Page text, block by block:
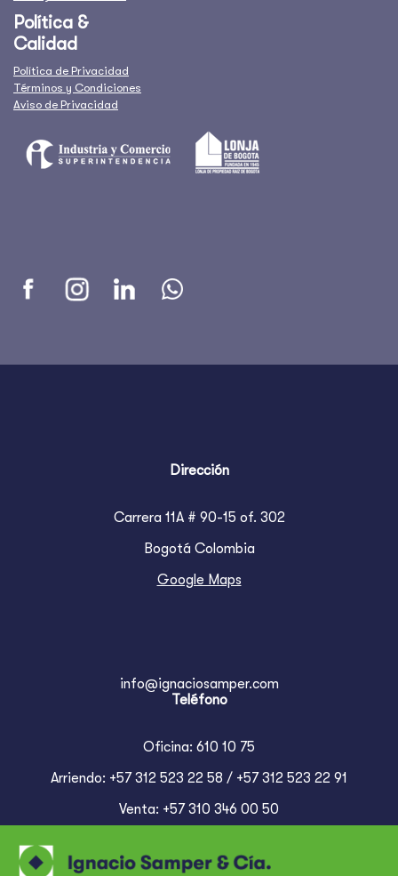
Política &
Calidad
Política de Privacidad
Términos y Condiciones
Aviso de Privacidad
Dirección
Carrera 11A # 90-15 of. 302
Bogotá Colombia
Google Maps
info@ignaciosamper.com
Teléfono
Oficina: 610 10 75
Arriendo: +57 312 523 22 58 / +57 312 523 22 91
Venta: +57 310 346 00 50